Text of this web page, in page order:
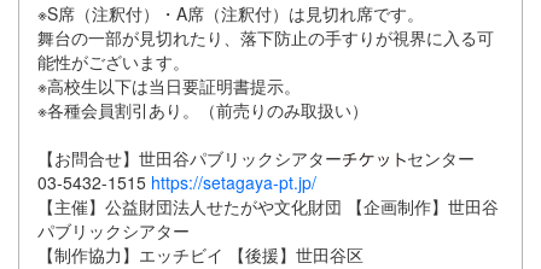
※S席（注釈付）・A席（注釈付）は見切れ席です。
舞台の一部が見切れたり、落下防止の手すりが視界に入る可
能性がございます。
※高校生以下は当日要証明書提示。
※各種会員割引あり。（前売りのみ取扱い）
【お問合せ】世田谷パブリックシアター
センター
03-5432-1515 https://setagaya-pt.jp/
【主催】公益財団法人せたがや文化財団 【企画制作】世田谷
パブリックシアター
【制作協力】エッチビイ 【後援】世田谷区